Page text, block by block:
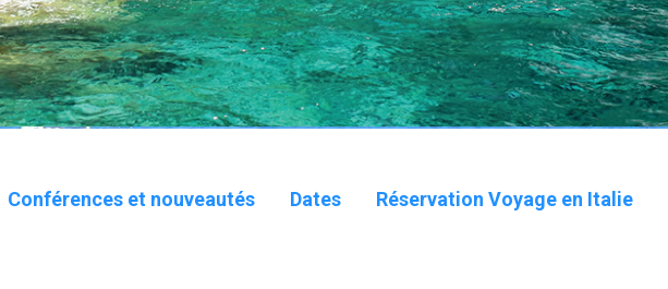
Conférences et nouveautés Dates Réservation Voyage en Italie